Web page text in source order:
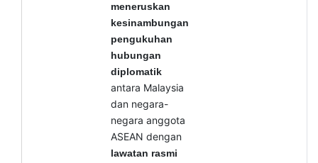
meneruskan
kesinambungan
pengukuhan
hubungan
diplomatik
antara Malaysia
dan negara-
negara anggota
ASEAN dengan
lawatan rasmi